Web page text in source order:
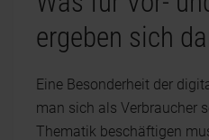
ergeben sich
Eine Besonderheit der
man sich als Verbraucher
Thematik beschäftigen